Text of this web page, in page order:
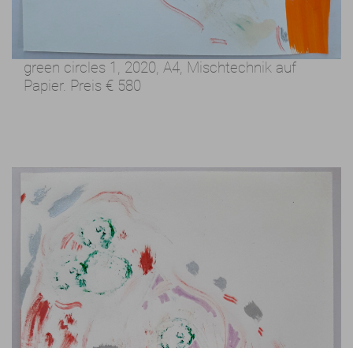
green circles 1, 2020, A4, Mischtechnik auf
Papier. Preis € 580